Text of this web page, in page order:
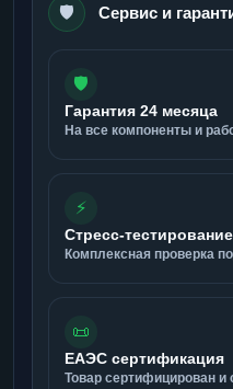
🛡️ Сервис и
🛡️
Гарантия 24 месяца
На все компоненты и
⚡
Стресс-
Комплексная проверка
📜
ЕАЭС сертификация
Товар сертифицирован и